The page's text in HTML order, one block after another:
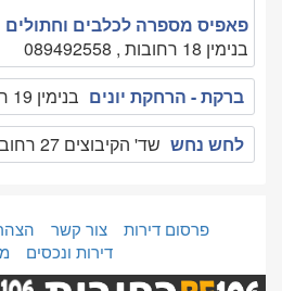
פאפיס מספרה לכלבים וחתולים
בנימין 18 רחובות , 089492558
ברקת - הרחקת יונים בנימין 19 רחובות , 0525402255
לחש נחש שד' הקיבוצים 27 רחובות , 0507551251
פרסום דירות צור קשר
דירות ונכסים